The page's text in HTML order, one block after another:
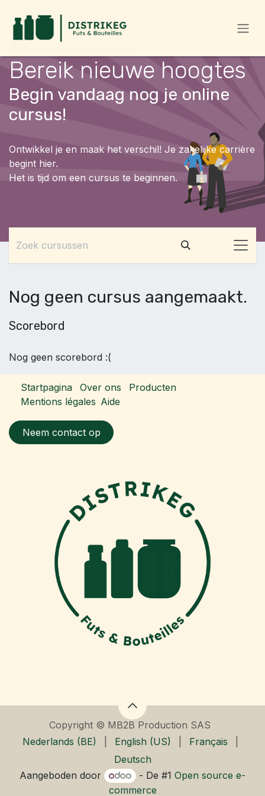
Bereik nieuwe hoogtes
Begin vandaag nog je online
cursus!
Ontwikkel je en maak het verschil! Je zakelijke carrière
begint hier.
Het is tijd om een cursus te beginnen.
Scorebord
Nog geen scorebord :(
Nog geen cursus aangemaakt.
Startpagina Over ons
Producten
Mentions légales Aide
Neem contact op
Copyright © MB2B Production SAS
Nederlands (BE)
English (US) Français
Deutsch
Aangeboden door
- De #1Open source e-
commerce